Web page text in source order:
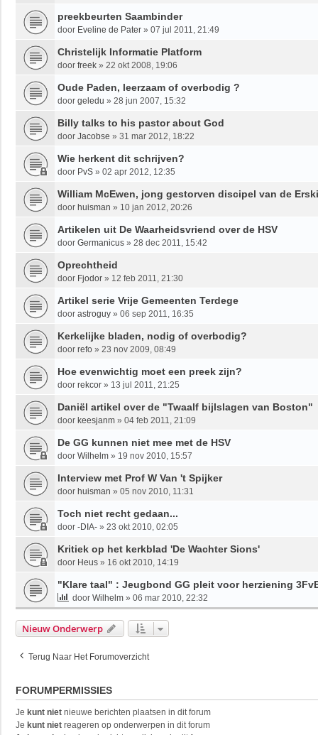
preekbeurten Saambinder
door Eveline de Pater » 07 jul 2011, 21:49
Christelijk Informatie Platform
door freek » 22 okt 2008, 19:06
Oude Paden, leerzaam of overbodig ?
door geledu » 28 jun 2007, 15:32
Billy talks to his pastor about God
door Jacobse » 31 mar 2012, 18:22
Wie herkent dit schrijven?
door PvS » 02 apr 2012, 12:35
William McEwen, jong gestorven discipel van de
door huisman » 10 jan 2012, 20:26
Artikelen uit De Waarheidsvriend over de HSV
door Germanicus » 28 dec 2011, 15:42
Oprechtheid
door Fjodor » 12 feb 2011, 21:30
Artikel serie Vrije Gemeenten Terdege
door astroguy » 06 sep 2011, 16:35
Kerkelijke bladen, nodig of overbodig?
door refo » 23 nov 2009, 08:49
Hoe evenwichtig moet een preek zijn?
door rekcor » 13 jul 2011, 21:25
Daniël artikel over de "Twaalf bijlslagen van Boston"
door keesjanm » 04 feb 2011, 21:09
De GG kunnen niet mee met de HSV
door Wilhelm » 19 nov 2010, 15:57
Interview met Prof W Van 't Spijker
door huisman » 05 nov 2010, 11:31
Toch niet recht gedaan...
door -DIA- » 23 okt 2010, 02:05
Kritiek op het kerkblad 'De Wachter Sions'
door Heus » 16 okt 2010, 14:19
"Klare taal" : Jeugbond GG pleit voor herziening
door Wilhelm » 06 mar 2010, 22:32
Nieuw Onderwerp
Terug Naar Het Forumoverzicht
FORUMPERMISSIES
Je kunt niet nieuwe berichten plaatsen in dit forum
Je kunt niet reageren op onderwerpen in dit forum